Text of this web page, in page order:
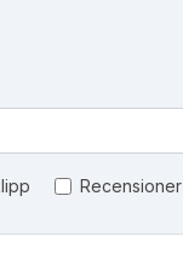
Recensioner